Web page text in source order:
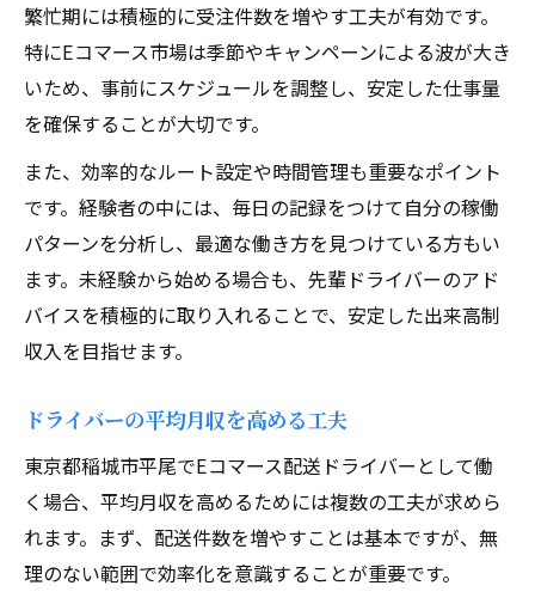
繁忙期には積極的に受注件数を増やす工夫が有効です。
特にEコマース市場は季節やキャンペーンによる波が大き
いため、事前にスケジュールを調整し、安定した仕事量
を確保することが大切です。
また、効率的なルート設定や時間管理も重要なポイント
です。経験者の中には、毎日の記録をつけて自分の稼働
パターンを分析し、最適な働き方を見つけている方もい
ます。未経験から始める場合も、先輩ドライバーのアド
バイスを積極的に取り入れることで、安定した出来高制
収入を目指せます。
ドライバーの平均月収を高める工夫
東京都稲城市平尾でEコマース配送ドライバーとして働
く場合、平均月収を高めるためには複数の工夫が求めら
れます。まず、配送件数を増やすことは基本ですが、無
理のない範囲で効率化を意識することが重要です。